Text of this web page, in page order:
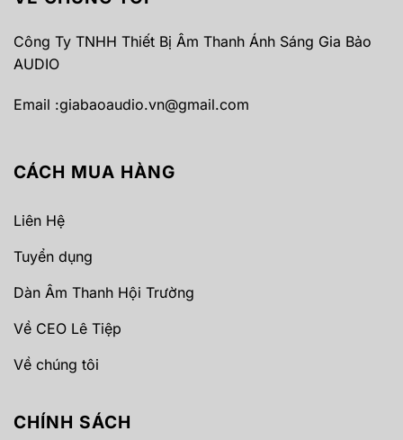
Công Ty TNHH Thiết Bị Âm Thanh Ánh Sáng Gia Bảo
AUDIO
Email :giabaoaudio.vn@gmail.com
CÁCH MUA HÀNG
Liên Hệ
Tuyển dụng
Dàn Âm Thanh Hội Trường
Về CEO Lê Tiệp
Về chúng tôi
CHÍNH SÁCH